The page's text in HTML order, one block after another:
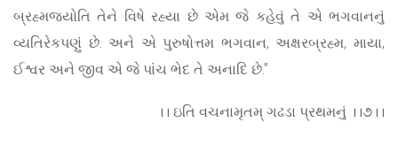
બ્રહ્મજ્યોતિ તેને વિષે રહ્યા છે એમ જે કહેવું તે એ ભગવાનનું
વ્યતિરેકપણું છે. અને એ પુરુષોત્તમ ભગવાન, અક્ષરબ્રહ્મ, માયા,
ઈશ્વર અને જીવ એ જે પાંચ ભેદ તે અનાદિ છે.”
।। ઇતિ વચનામૃતમ્ ગઢડા પ્રથમનું ।।૭।।